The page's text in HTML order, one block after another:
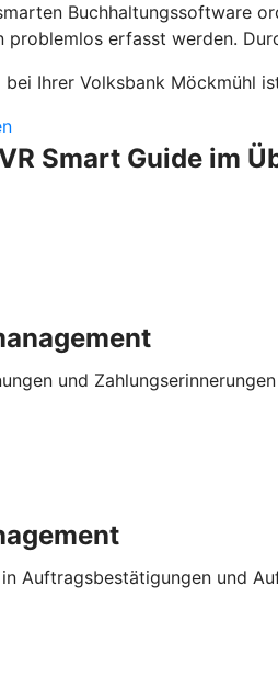
Buchhaltungssoftware
problemlos erfasst werden.
bei Ihrer Volksbank Möckmühl
Smart Guide im
und
Auftragsbestätigungen und